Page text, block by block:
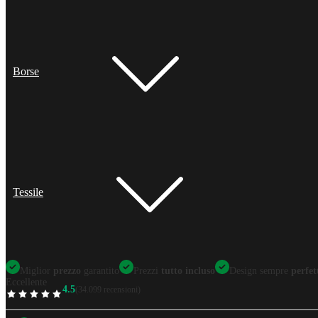
Borse
Tessile
Miglior prezzo garantito Prezzi tutto incluso Design sempre
Eccellente
TrustScore
4.5 (34.099 recensioni)